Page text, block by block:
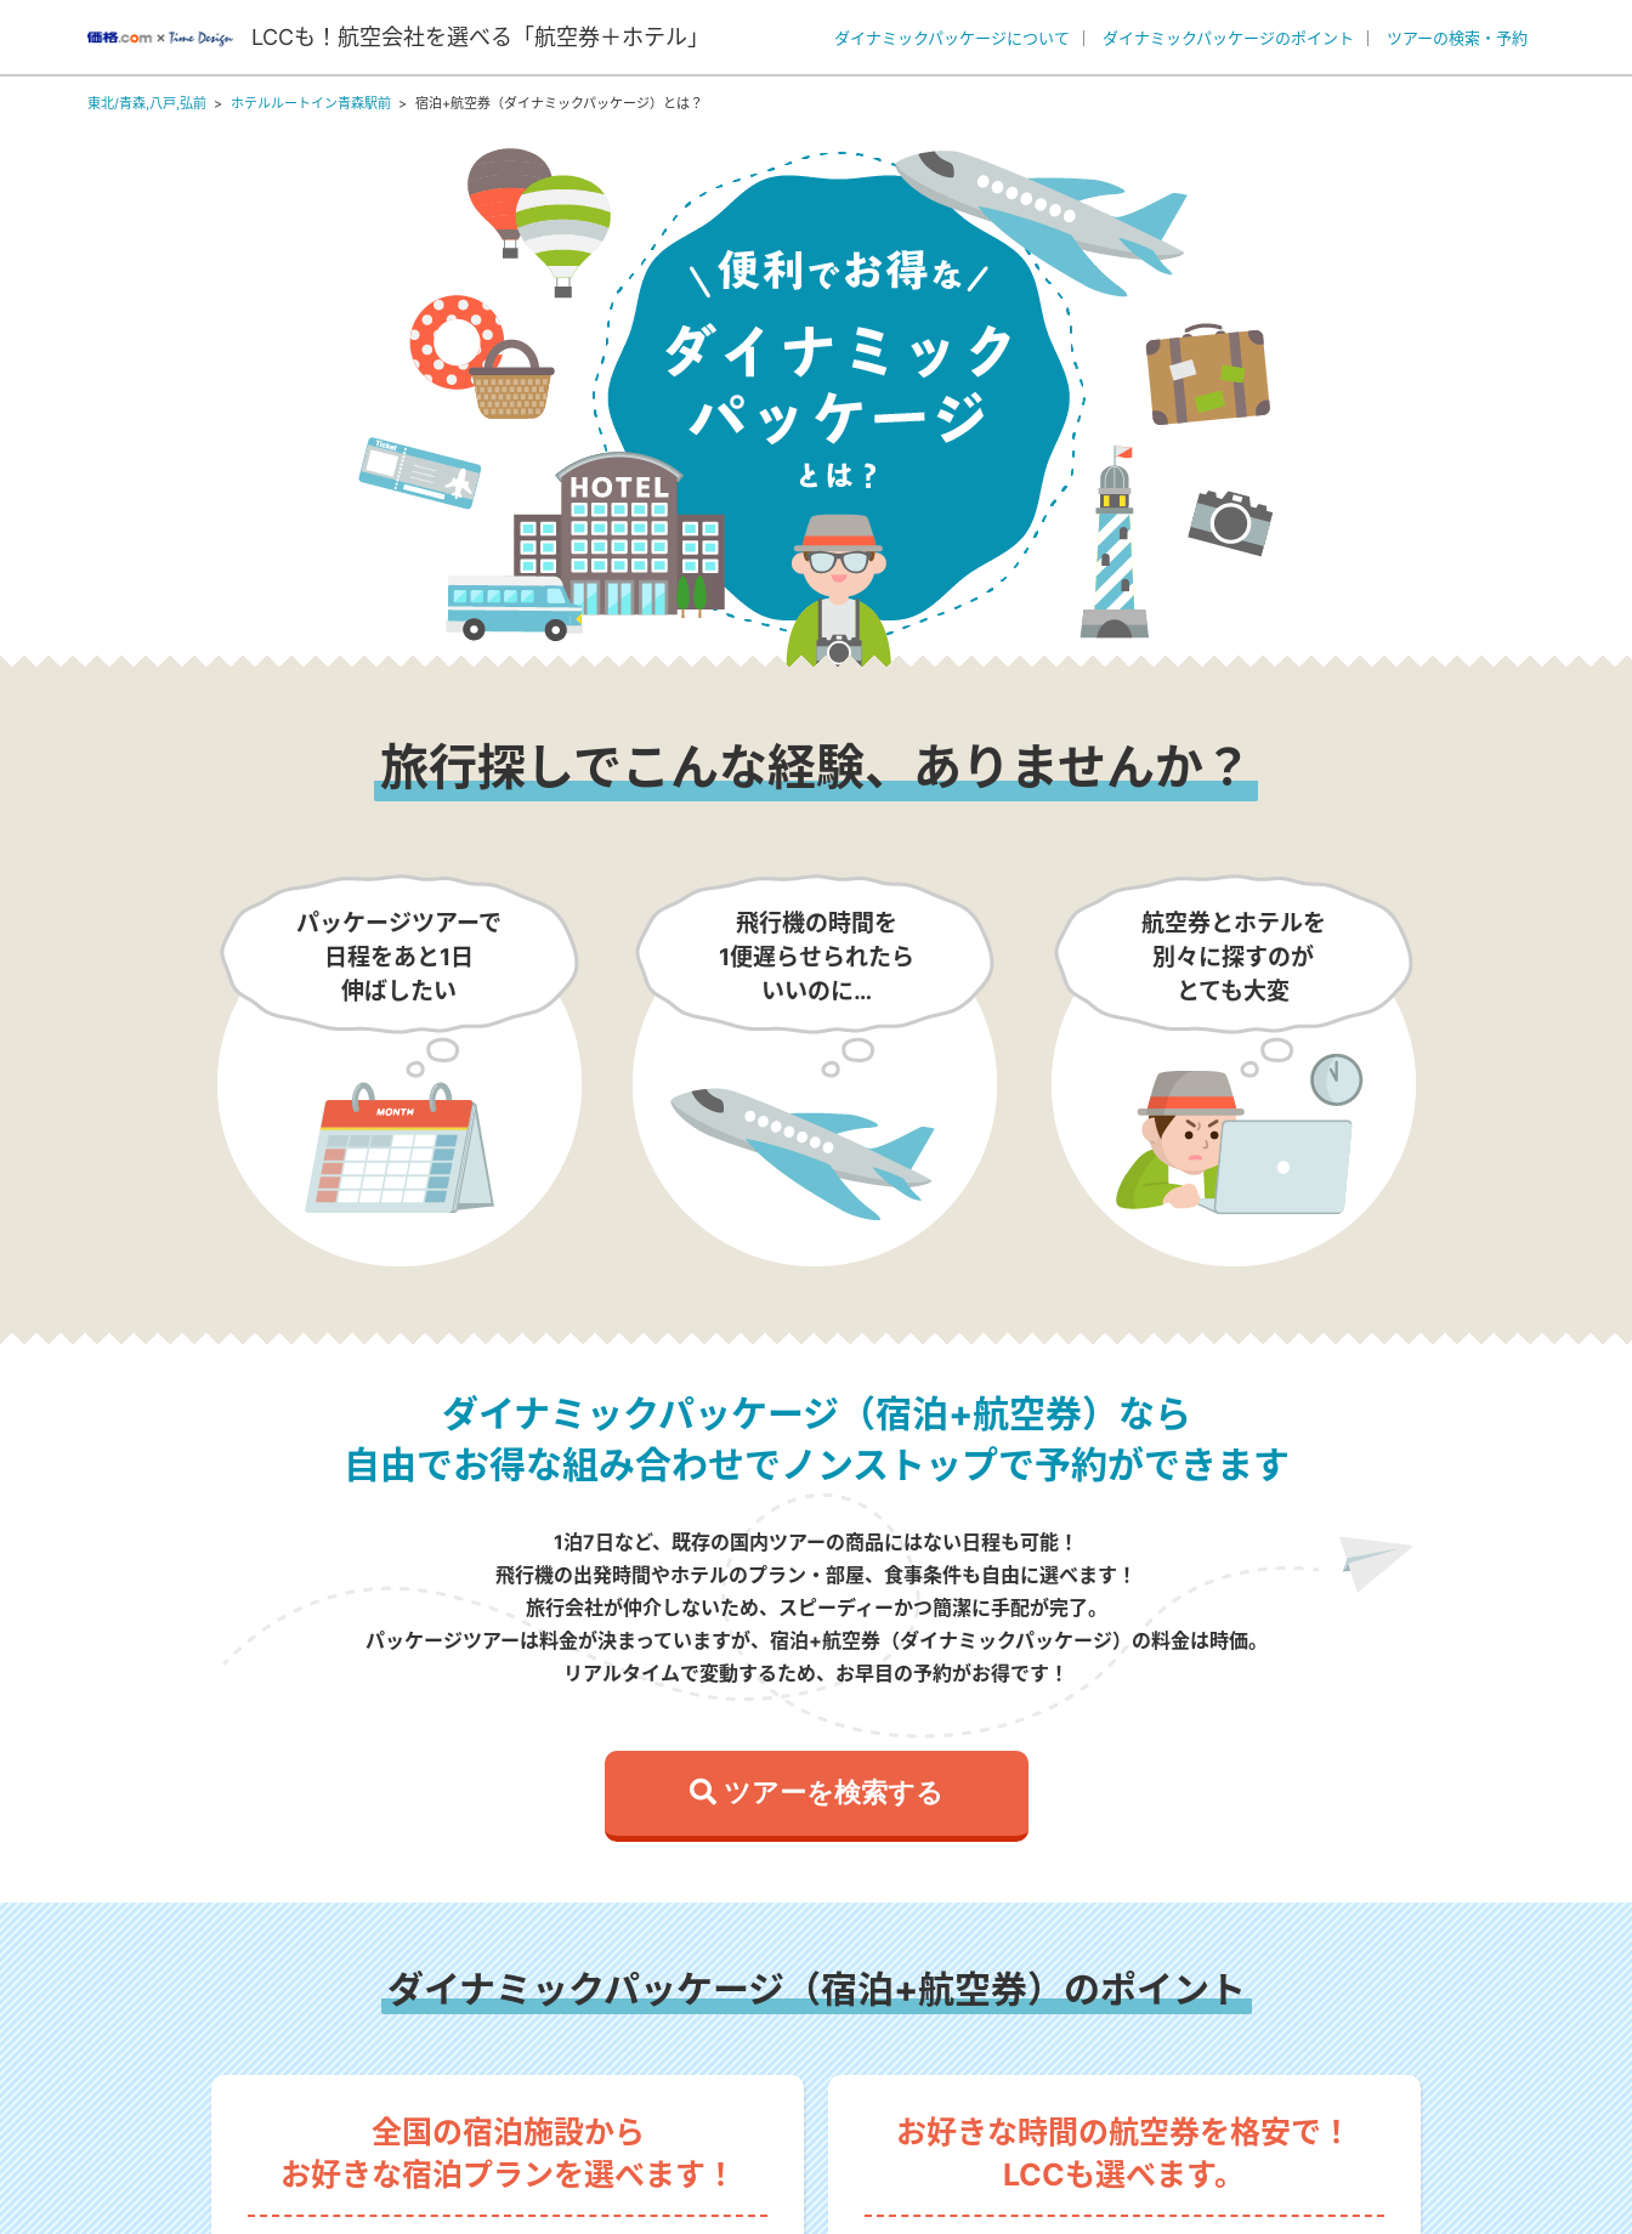
LCCも！航空会社を選べる「航空券＋ホテル」 ダイナミックパッケージについて ダイナミックパッケージのポイント ツアーの検索・予約
東北/青森,八戸,弘前 ホテルルートイン青森駅前 宿泊+航空券（ダイナミックパッケージ）とは？
旅行探しでこんな経験、ありませんか？
パッケージツアーで
日程をあと1日
伸ばしたい
飛行機の時間を
1便遅らせられたら
いいのに…
航空券とホテルを
別々に探すのが
とても大変
ダイナミックパッケージ（宿泊+航空券）なら
自由でお得な組み合わせでノンストップで予約ができます
1泊7日など、既存の国内ツアーの商品にはない日程も可能！
飛行機の出発時間やホテルのプラン・部屋、食事条件も自由に選べます！
旅行会社が仲介しないため、スピーディーかつ簡潔に手配が完了。
パッケージツアーは料金が決まっていますが、宿泊+航空券（ダイナミックパッケージ）の料金は時価。
リアルタイムで変動するため、お早目の予約がお得です！
 ツアーを検索する
ダイナミックパッケージ（宿泊+航空券）のポイント
全国の宿泊施設から
お好きな宿泊プランを選べます！
お好きな時間の航空券を格安で！
LCCも選べます。